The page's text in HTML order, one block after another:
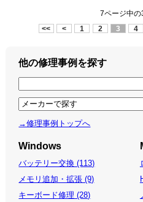
7ページ中の
<<
< 1 2 3 4
他の修理事例を探す
→修理事例トップへ
Windows
バッテリー交換 (113)
メモリ追加・拡張 (9)
キーボード修理 (28)